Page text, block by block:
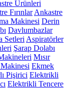
Ürünleri
Fırınlar Ankastre
Makinesi Derin
Davlumbazlar
Setleri Aspiratörler
Şarap Dolabı
Mısır
Ekmek
Pişirici Elektrikli
Elektrikli Tencere